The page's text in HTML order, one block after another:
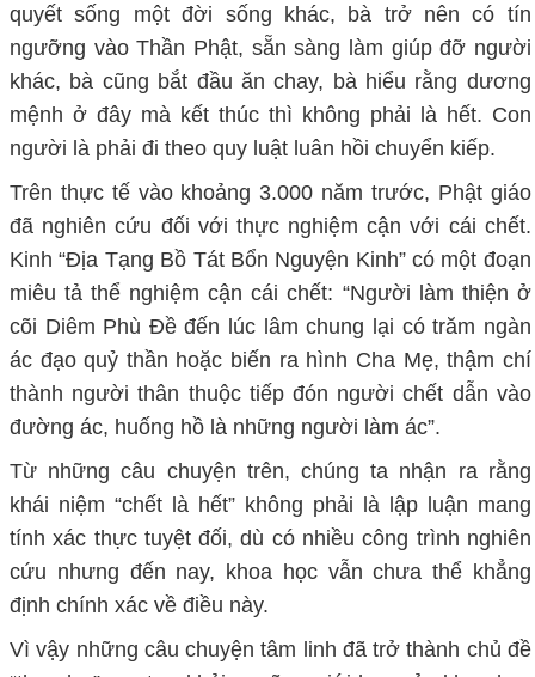
quyết sống một đời sống khác, bà trở nên có tín
ngưỡng vào Thần Phật, sẵn sàng làm giúp đỡ người
khác, bà cũng bắt đầu ăn chay, bà hiểu rằng dương
mệnh ở đây mà kết thúc thì không phải là hết. Con
người là phải đi theo quy luật luân hồi chuyển kiếp.
Trên thực tế vào khoảng 3.000 năm trước, Phật giáo
đã nghiên cứu đối với thực nghiệm cận với cái chết.
Kinh “Địa Tạng Bồ Tát Bổn Nguyện Kinh” có một đoạn
miêu tả thể nghiệm cận cái chết: “Người làm thiện ở
cõi Diêm Phù Đề đến lúc lâm chung lại có trăm ngàn
ác đạo quỷ thần hoặc biến ra hình Cha Mẹ, thậm chí
thành người thân thuộc tiếp đón người chết dẫn vào
đường ác, huống hồ là những người làm ác”.
Từ những câu chuyện trên, chúng ta nhận ra rằng
khái niệm “chết là hết” không phải là lập luận mang
tính xác thực tuyệt đối, dù có nhiều công trình nghiên
cứu nhưng đến nay, khoa học vẫn chưa thể khẳng
định chính xác về điều này.
Vì vậy những câu chuyện tâm linh đã trở thành chủ đề